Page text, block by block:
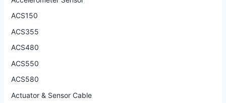
ACS150
ACS355
ACS480
ACS550
ACS580
Actuator & Sensor Cable